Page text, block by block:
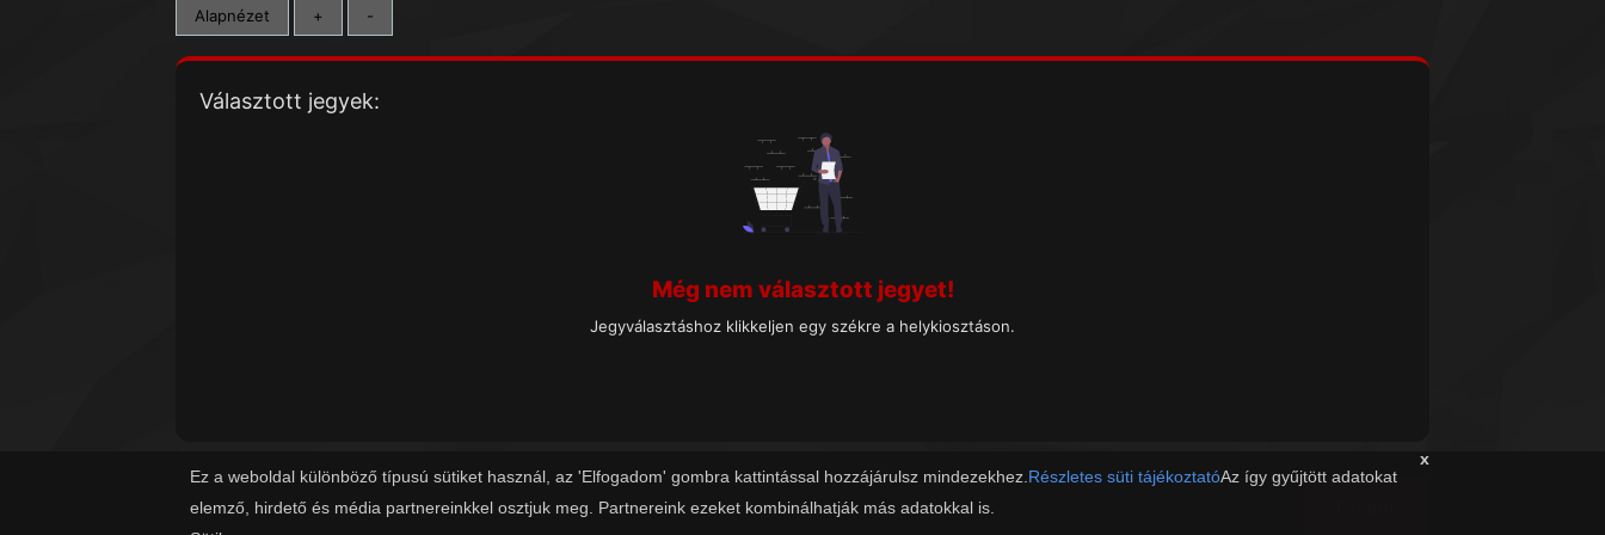
x
Ez a weboldal különböző típusú sütiket használ, az 'Elfogadom' gombra kattintással hozzájárulsz mindezekhez. Részletes süti tájékoztatóAz így gyűjtött adatokat
elemző, hirdető és média partnereinkkel osztjuk meg. Partnereink ezeket kombinálhatják más adatokkal is.
Alapnézet + -
Választott jegyek:
Még nem választott jegyet!
Jegyválasztáshoz klikkeljen egy székre a helykiosztáson.